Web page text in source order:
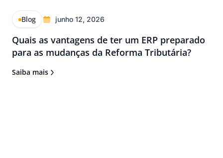
Blog junho 12, 2026
Quais as vantagens de ter um ERP preparado
para as mudanças da Reforma Tributária?
Saiba mais